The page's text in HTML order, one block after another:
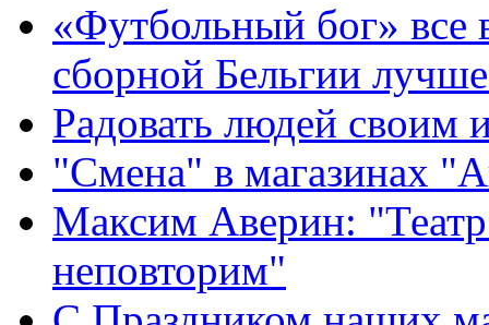
«Футбольный бог» все
сборной Бельгии
Радовать людей своим
"Смена" в магазинах
Максим Аверин:
неповторим"